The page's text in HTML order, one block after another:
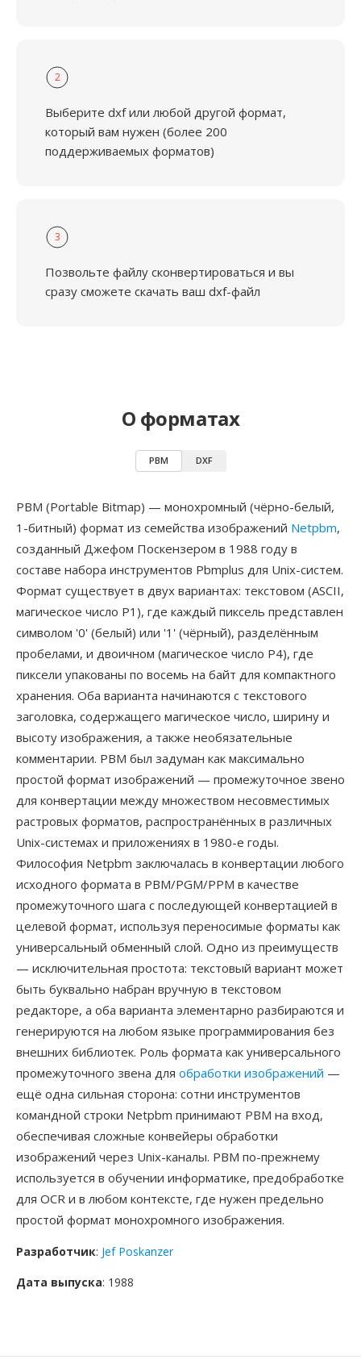
2
Выберите dxf или любой другой формат,
который вам нужен (более 200
поддерживаемых форматов)
3
Позвольте файлу сконвертироваться и вы
сразу сможете скачать ваш dxf-файл
О форматах
PBM DXF
PBM (Portable Bitmap) — монохромный (чёрно-белый,
1-битный) формат из семейства изображений Netpbm,
созданный Джефом Поскензером в 1988 году в
составе набора инструментов Pbmplus для Unix-систем.
Формат существует в двух вариантах: текстовом (ASCII,
магическое число P1), где каждый пиксель представлен
символом '0' (белый) или '1' (чёрный), разделённым
пробелами, и двоичном (магическое число P4), где
пиксели упакованы по восемь на байт для компактного
хранения. Оба варианта начинаются с текстового
заголовка, содержащего магическое число, ширину и
высоту изображения, а также необязательные
комментарии. PBM был задуман как максимально
простой формат изображений — промежуточное звено
для конвертации между множеством несовместимых
растровых форматов, распространённых в различных
Unix-системах и приложениях в 1980-е годы.
Философия Netpbm заключалась в конвертации любого
исходного формата в PBM/PGM/PPM в качестве
промежуточного шага с последующей конвертацией в
целевой формат, используя переносимые форматы как
универсальный обменный слой. Одно из преимуществ
— исключительная простота: текстовый вариант может
быть буквально набран вручную в текстовом
редакторе, а оба варианта элементарно разбираются и
генерируются на любом языке программирования без
внешних библиотек. Роль формата как универсального
промежуточного звена для обработки изображений —
ещё одна сильная сторона: сотни инструментов
командной строки Netpbm принимают PBM на вход,
обеспечивая сложные конвейеры обработки
изображений через Unix-каналы. PBM по-прежнему
используется в обучении информатике, предобработке
для OCR и в любом контексте, где нужен предельно
простой формат монохромного изображения.
Разработчик: Jef Poskanzer
Дата выпуска: 1988